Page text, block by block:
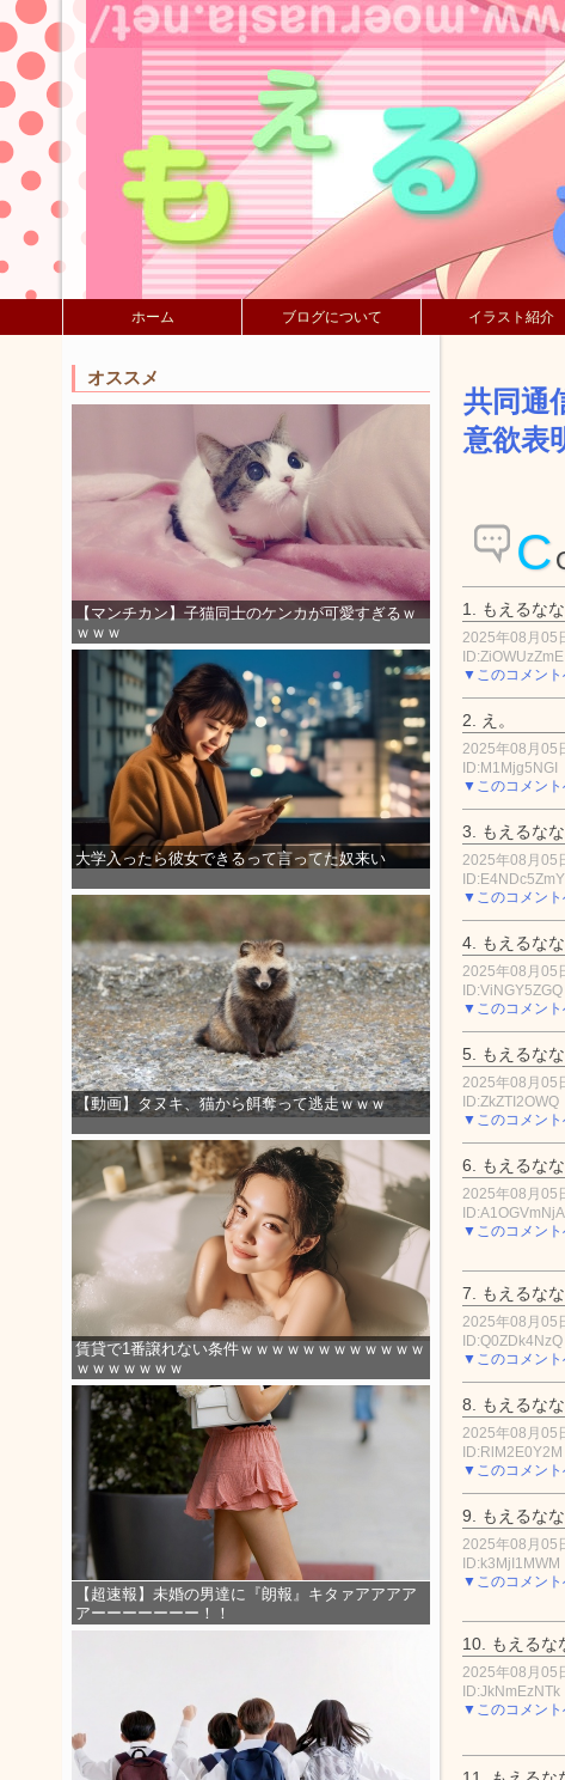
ホーム ブログについて イラスト紹介
オススメ
【マンチカン】子猫同士のケンカが可愛すぎるｗ
ｗｗｗ
大学入ったら彼女できるって言ってた奴来い
【動画】タヌキ、猫から餌奪って逃走ｗｗｗ
賃貸で1番譲れない条件ｗｗｗｗｗｗｗｗｗｗｗｗ
ｗｗｗｗｗｗｗ
【超速報】未婚の男達に『朗報』キタァアアアア
アーーーーーーー！！
共同通
意欲表
C
1. もえるな
2025年08月05
ID:ZiOWUzZmE
▼このコメント
2. え。
2025年08月05
ID:M1Mjg5NGI
▼このコメント
3. もえるな
2025年08月05
ID:E4NDc5ZmY
▼このコメント
4. もえるな
2025年08月05
ID:ViNGY5ZGQ
▼このコメント
5. もえるな
2025年08月05
ID:ZkZTI2OWQ
▼このコメント
6. もえるな
2025年08月05
ID:A1OGVmNjA
▼このコメント
7. もえるな
2025年08月05
ID:Q0ZDk4NzQ
▼このコメント
8. もえるな
2025年08月05
ID:RlM2E0Y2M
▼このコメント
9. もえるな
2025年08月05
ID:k3MjI1MWM
▼このコメント
10. もえるな
2025年08月05
ID:JkNmEzNTk
▼このコメント